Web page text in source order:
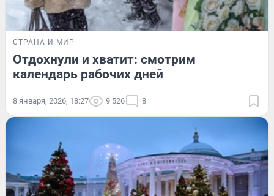
СТРАНА И МИР
Отдохнули и хватит: смотрим
календарь рабочих дней
8 января, 2026, 18:27 9 526 8